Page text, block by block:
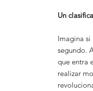
Un
Imagina si
segundo.
que entra
realizar